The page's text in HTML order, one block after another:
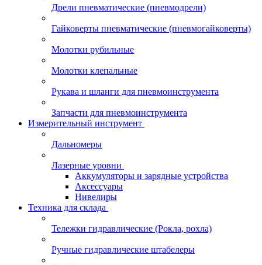
Дрели пневматические (пневмодрели)
Гайковерты пневматические (пневмогайковерты)
Молотки рубильные
Молотки клепальные
Рукава и шланги для пневмоинструмента
Запчасти для пневмоинструмента
Измерительный инструмент
Дальномеры
Лазерные уровни
Аккумуляторы и зарядные устройства
Аксессуары
Нивелиры
Техника для склада
Тележки гидравлические (Рокла, рохла)
Ручные гидравлические штабелеры